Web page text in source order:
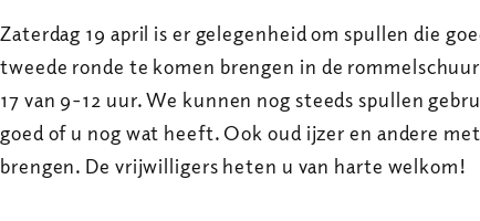
Zaterdag 19 april is er gelegenheid om spullen die
tweede ronde te komen brengen in de
17 van 9-12 uur. We kunnen nog steeds spullen
goed of u nog wat heeft. Ook oud ijzer en andere
brengen. De vrijwilligers heten u van harte welkom!